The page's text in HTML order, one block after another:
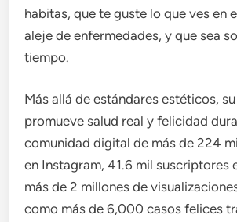
habitas, que te guste lo que ves en
aleje de enfermedades, y que sea
tiempo.
Más allá de estándares estéticos,
promueve salud real y felicidad
comunidad digital de más de 224
en Instagram, 41.6 mil suscriptores
más de 2 millones de
como más de 6,000 casos felices